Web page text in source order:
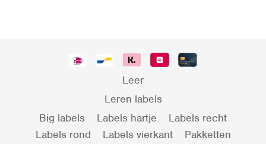
Leer
Leren labels
Big labels
Labels hartje
Labels recht
Labels rond
Labels vierkant
Pakketten